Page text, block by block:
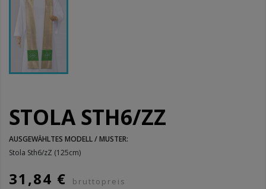
STOLA STH6/ZZ
AUSGEWÄHLTES MODELL / MUSTER:
Stola Sth6/zZ (125cm)
31,84 € bruttopreis